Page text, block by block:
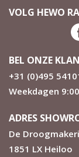
afwerking op
jouw
Tot 300
Geschikt
4
Dichte
VOLG HEWO
BEL ONZE
+31 (0)495
Weekdagen
ADRES
De
1851 LX Heiloo